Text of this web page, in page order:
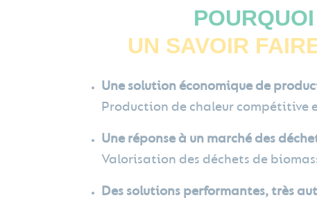
UN SAVOIR
Une solution économique de
Production de chaleur compétitive
Une réponse à un marché des
Valorisation des déchets de
Des solutions performantes, très